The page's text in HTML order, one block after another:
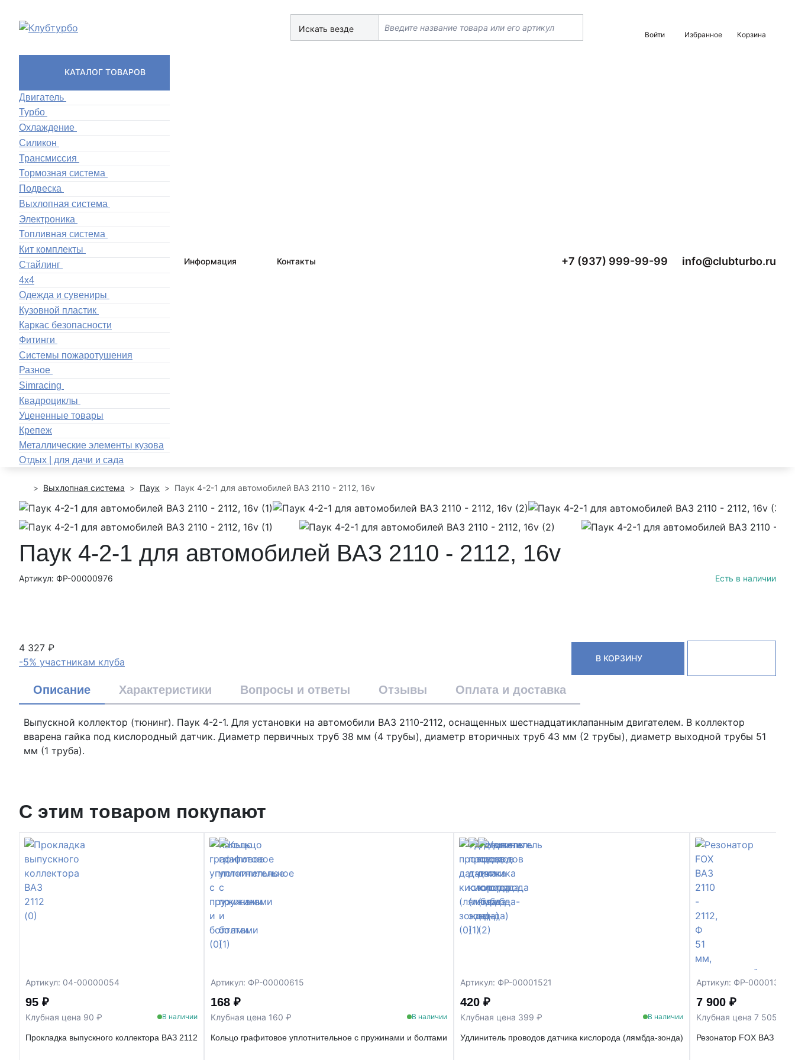
Искать везде
Войти Избранное Корзина
КАТАЛОГ ТОВАРОВ
Двигатель
Турбо
Охлаждение
Силикон
Трансмиссия
Тормозная система
Подвеска
Выхлопная система
Электроника
Топливная система
Кит комплекты
Стайлинг
4x4
Одежда и сувениры
Кузовной пластик
Каркас безопасности
Фитинги
Системы пожаротушения
Разное
Simracing
Квадроциклы
Уцененные товары
Крепеж
Металлические элементы кузова
Отдых | для дачи и сада
Информация Контакты +7 (937) 999-99-99 info@clubturbo.ru
Выхлопная система Паук Паук 4-2-1 для автомобилей ВАЗ 2110 - 2112, 16v
Паук 4-2-1 для автомобилей ВАЗ 2110 - 2112, 16v
Артикул: ФР-00000976 Есть в наличии
4 327 ₽
-5% участникам клуба
В КОРЗИНУ
Описание Характеристики Вопросы и ответы Отзывы Оплата и доставка
Выпускной коллектор (тюнинг). Паук 4-2-1. Для установки на автомобили ВАЗ 2110-2112, оснащенных шестнадцатиклапанным двигателем. В коллектор
вварена гайка под кислородный датчик. Диаметр первичных труб 38 мм (4 трубы), диаметр вторичных труб 43 мм (2 трубы), диаметр выходной трубы 51
мм (1 труба).
С этим товаром покупают
Артикул: 04-00000054
95 ₽
Клубная цена 90 ₽ В наличии
Прокладка выпускного коллектора ВАЗ 2112
Артикул: ФР-00000615
168 ₽
Клубная цена 160 ₽ В наличии
Кольцо графитовое уплотнительное с пружинами и болтами
Артикул: ФР-00001521
420 ₽
Клубная цена 399 ₽ В наличии
Удлинитель проводов датчика кислорода (лямбда-зонда)
Артикул: ФР-00001335
7 900 ₽
Клубная цена 7 505 ₽
Резонатор FOX ВАЗ